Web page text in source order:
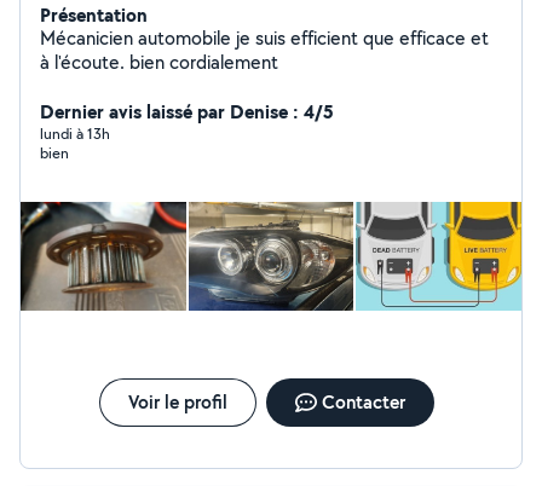
Présentation
Mécanicien automobile je suis efficient que efficace et
à l'écoute. bien cordialement
Dernier avis laissé par Denise : 4/5
lundi à 13h
bien
Voir le profil Contacter